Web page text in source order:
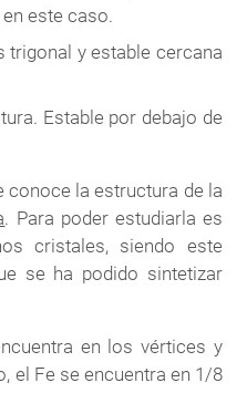
este caso.
trigonal y estable cercana
Estable por debajo de
la estructura de la
. Para poder estudiarla es
cristales, siendo este
se ha podido sintetizar
en los vértices y
el Fe se encuentra en 1/8